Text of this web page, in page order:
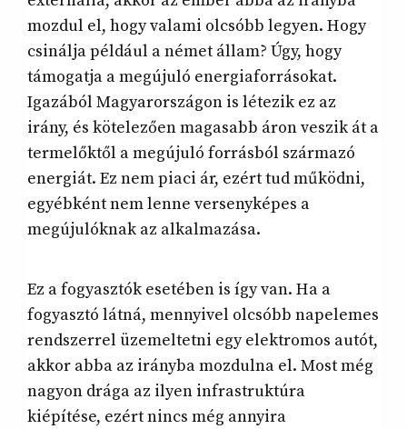
mozdul el, hogy valami olcsóbb legyen. Hogy
csinálja például a német állam? Úgy, hogy
támogatja a megújuló energiaforrásokat.
Igazából Magyarországon is létezik ez az
irány, és kötelezően magasabb áron veszik át a
termelőktől a megújuló forrásból származó
energiát. Ez nem piaci ár, ezért tud működni,
egyébként nem lenne versenyképes a
megújulóknak az alkalmazása.
Ez a fogyasztók esetében is így van. Ha a
fogyasztó látná, mennyivel olcsóbb napelemes
rendszerrel üzemeltetni egy elektromos autót,
akkor abba az irányba mozdulna el. Most még
nagyon drága az ilyen infrastruktúra
kiépítése, ezért nincs még annyira